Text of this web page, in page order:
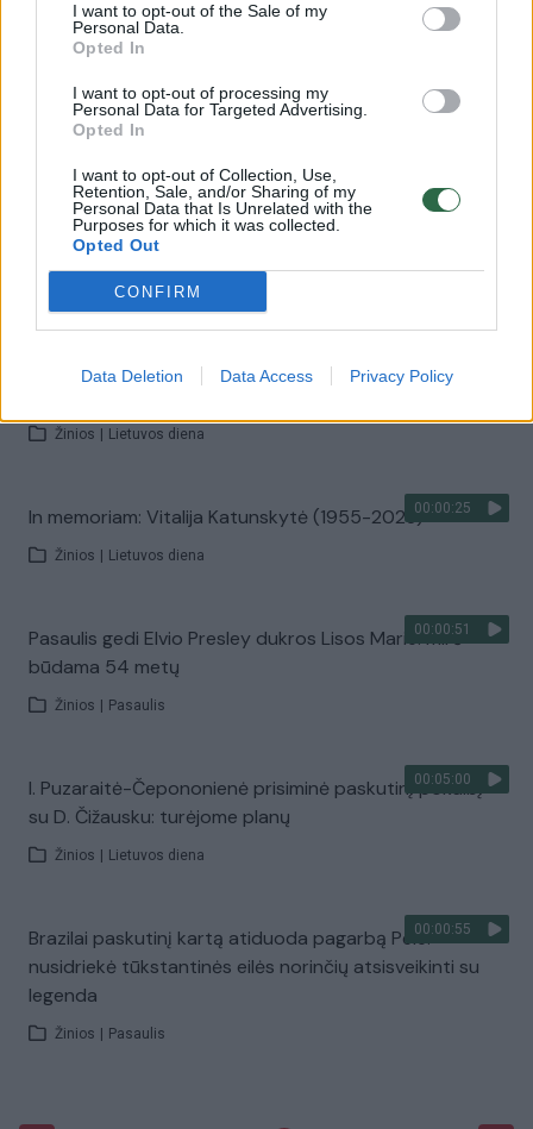
I want to opt-out of the Sale of my
Personal Data.
Opted In
I want to opt-out of processing my
Personal Data for Targeted Advertising.
Opted In
I want to opt-out of Collection, Use,
Retention, Sale, and/or Sharing of my
Personal Data that Is Unrelated with the
Purposes for which it was collected.
Opted Out
CONFIRM
Data Deletion Data Access Privacy Policy
Žinios | Lietuvos diena
00:01:59
Mirė buvusi pirmoji ponia Alma Adamkienė
Žinios | Lietuvos diena
00:00:41
In memoriam: Antanas Terleckas (1928–2023)
Žinios | Lietuvos diena
00:00:41
V. Čmilytė-Nielsen pasidalijo mintimis apie anapilin
iškeliavusį A. Terlecką: „Tai buvo vienas drąsausių
Žinios Lietuvos diena
00:00:25
In memoriam: Vitalija Katunskytė (1955-2023)
Žinios Lietuvos diena
00:00:51
Pasaulis gedi Elvio Presley dukros Lisos Marie: mirė
būdama 54 metų
Žinios Pasaulis
00:05:00
I. Puzaraitė-Čepononienė prisiminė paskutinį pokalbį
su D. Čižausku: turėjome planų
Žinios Lietuvos diena
00:00:55
Brazilai paskutinį kartą atiduoda pagarbą Pele:
nusidriekė tūkstantinės eilės norinčių atsisveikinti su
legenda
Žinios Pasaulis